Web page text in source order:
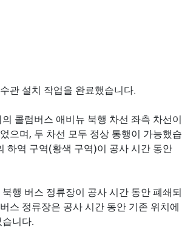
관 설치 작업을 완료했습니다.
콜럼버스 애비뉴 북행 차선 좌측 차선이
으며, 두 차선 모두 정상 통행이 가능했습
하역 구역(황색 구역)이 공사 시간 동안
행 버스 정류장이 공사 시간 동안 폐쇄되
스 정류장은 공사 시간 동안 기존 위치에
니다.